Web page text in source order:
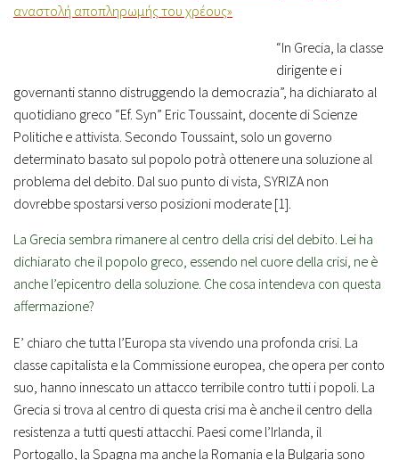
αναστολή αποπληρωμής του χρέους»
“In Grecia, la classe
dirigente e i
governanti stanno distruggendo la democrazia”, ha dichiarato al
quotidiano greco “Ef. Syn” Eric Toussaint, docente di Scienze
Politiche e attivista. Secondo Toussaint, solo un governo
determinato basato sul popolo potrà ottenere una soluzione al
problema del debito. Dal suo punto di vista, SYRIZA non
dovrebbe spostarsi verso posizioni moderate [1].
La Grecia sembra rimanere al centro della crisi del debito. Lei ha
dichiarato che il popolo greco, essendo nel cuore della crisi, ne è
anche l’epicentro della soluzione. Che cosa intendeva con questa
affermazione?
E’ chiaro che tutta l’Europa sta vivendo una profonda crisi. La
classe capitalista e la Commissione europea, che opera per conto
suo, hanno innescato un attacco terribile contro tutti i popoli. La
Grecia si trova al centro di questa crisi ma è anche il centro della
resistenza a tutti questi attacchi. Paesi come l’Irlanda, il
Portogallo, la Spagna ma anche la Romania e la Bulgaria sono